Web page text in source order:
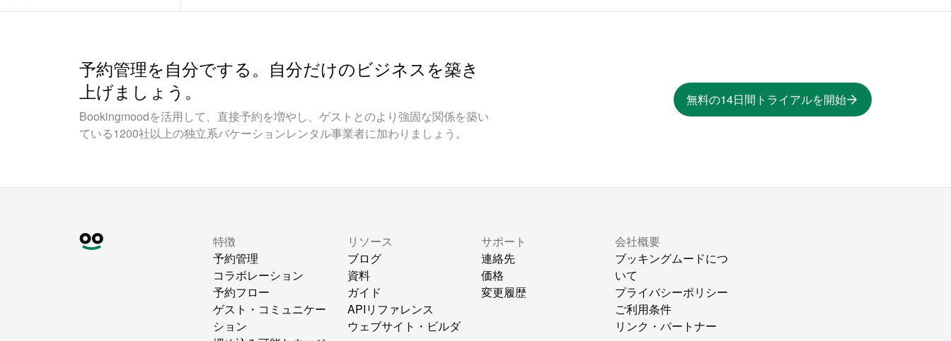
予約管理を自分でする。自分だけのビジネスを築き
上げましょう。
Bookingmoodを活用して、直接予約を増やし、ゲストとのより強固な関係を築い
ている1200社以上の独立系バケーションレンタル事業者に加わりましょう。
無料の14日間トライアルを開始
特徴
予約管理
コラボレーション
予約フロー
ゲスト・コミュニケー
ション
リソース
ブログ
資料
ガイド
APIリファレンス
ウェブサイト・ビルダ
サポート
連絡先
価格
変更履歴
会社概要
ブッキングムードにつ
いて
プライバシーポリシー
ご利用条件
リンク・パートナー